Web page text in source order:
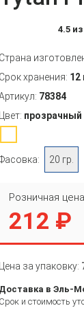
4.5 из
Страна
Срок хранения: 12
78384
Цвет: прозрачный
20 гр.
Розничная цена
212 ₽
Цена за упаковку:
Доставка в Эль-
Срок и стоимость